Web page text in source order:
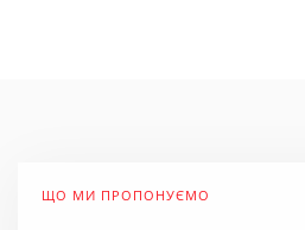
ЩО МИ ПРОПОНУЄМО